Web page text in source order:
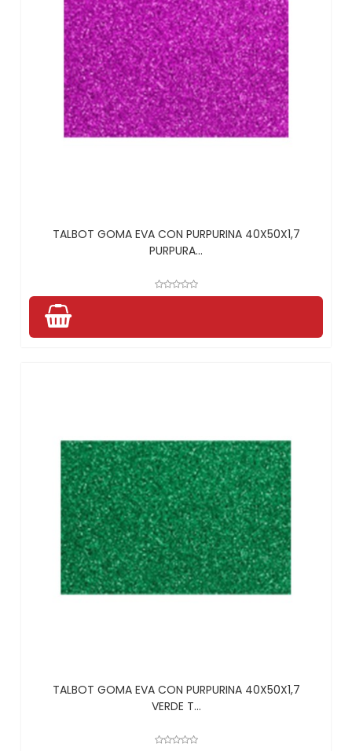
TALBOT GOMA EVA CON PURPURINA 40X50X1,7
PURPURA...
TALBOT GOMA EVA CON PURPURINA 40X50X1,7
VERDE T...